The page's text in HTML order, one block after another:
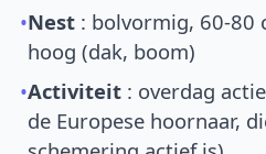
•Nest : bolvormig, 60-80
hoog (dak, boom)
•Activiteit : overdag
de Europese hoornaar,